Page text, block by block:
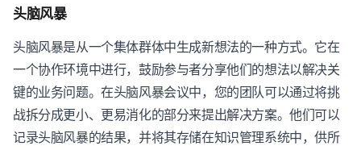
头脑风暴
头脑风暴是从一个集体群体中生成新想法的一种方式。它在
一个协作环境中进行，鼓励参与者分享他们的想法以解决关
键的业务问题。在头脑风暴会议中，您的团队可以通过将挑
战拆分成更小、更易消化的部分来提出解决方案。他们可以
记录头脑风暴的结果，并将其存储在知识管理系统中，供所